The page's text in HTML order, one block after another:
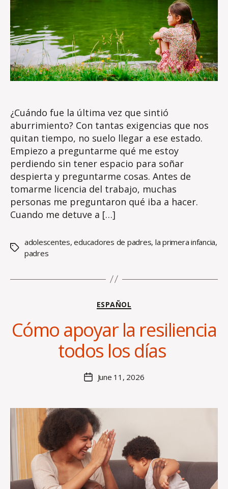
¿Cuándo fue la última vez que sintió
aburrimiento? Con tantas exigencias que nos
quitan tiempo, no suelo llegar a ese estado.
Empiezo a preguntarme qué me estoy
perdiendo sin tener espacio para soñar
despierta y preguntarme cosas. Antes de
tomarme licencia del trabajo, muchas
personas me preguntaron qué iba a hacer.
Cuando me detuve a […]
Tags
adolescentes,educadores de padres, la primera infancia,
padres
Categories
ESPAÑOL
Cómo apoyar la resiliencia
todos los días
author
y
H
al
e
B
PostJune 11, 2026